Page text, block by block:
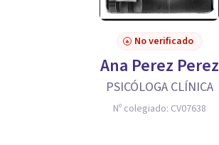
No verificado
Ana Perez Perez
PSICÓLOGA CLÍNICA
Nº colegiado: CV07638